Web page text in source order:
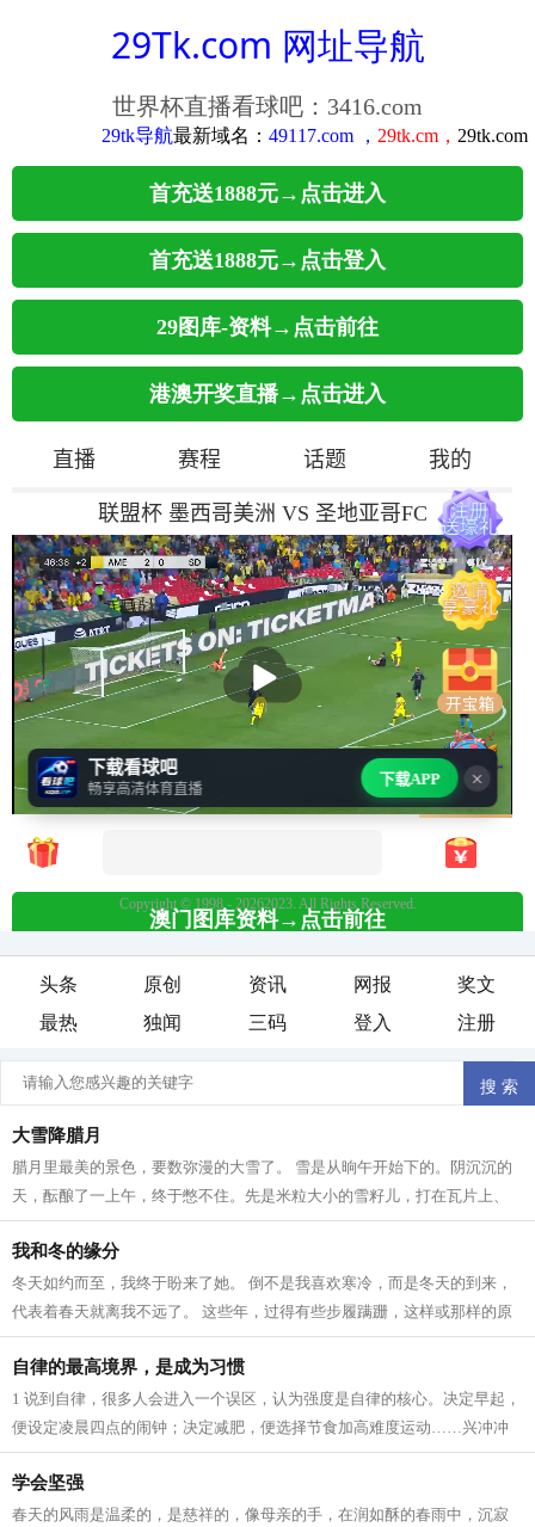
头条 原创 资讯 网报
奖文
最热
独闻 三码 登入 注册
大雪降腊月
腊月里最美的景色，要数弥漫的大雪了。 雪是从晌午开始下的。阴沉沉的
天，酝酿了一上午，终于憋不住。先是米粒大小的雪籽儿，打在瓦片上、
枯枝上，沙沙作响。接着，雪籽中夹带...
我和冬的缘分
冬天如约而至，我终于盼来了她。 倒不是我喜欢寒冷，而是冬天的到来，
代表着春天就离我不远了。 这些年，过得有些步履蹒跚，这样或那样的原
因。所以我一直在期待着 人生 跟季节...
自律的最高境界，是成为习惯
1 说到自律，很多人会进入一个误区，认为强度是自律的核心。决定早起，
便设定凌晨四点的闹钟；决定减肥，便选择节食加高难度运动……兴冲冲
立目标，却因为强度太大，内心已有...
学会坚强
春天的风雨是温柔的，是慈祥的，像母亲的手，在润如酥的春雨中，沉寂